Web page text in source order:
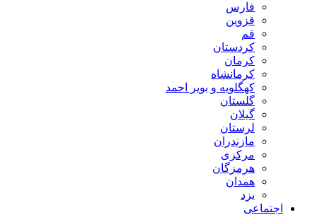
فارس
قزوین
قم
کردستان
کرمان
کرمانشاه
کهگلویه و بویر احمد
گلستان
گیلان
لرستان
مازندران
مرکزی
هرمزگان
همدان
یزد
اجتماعی